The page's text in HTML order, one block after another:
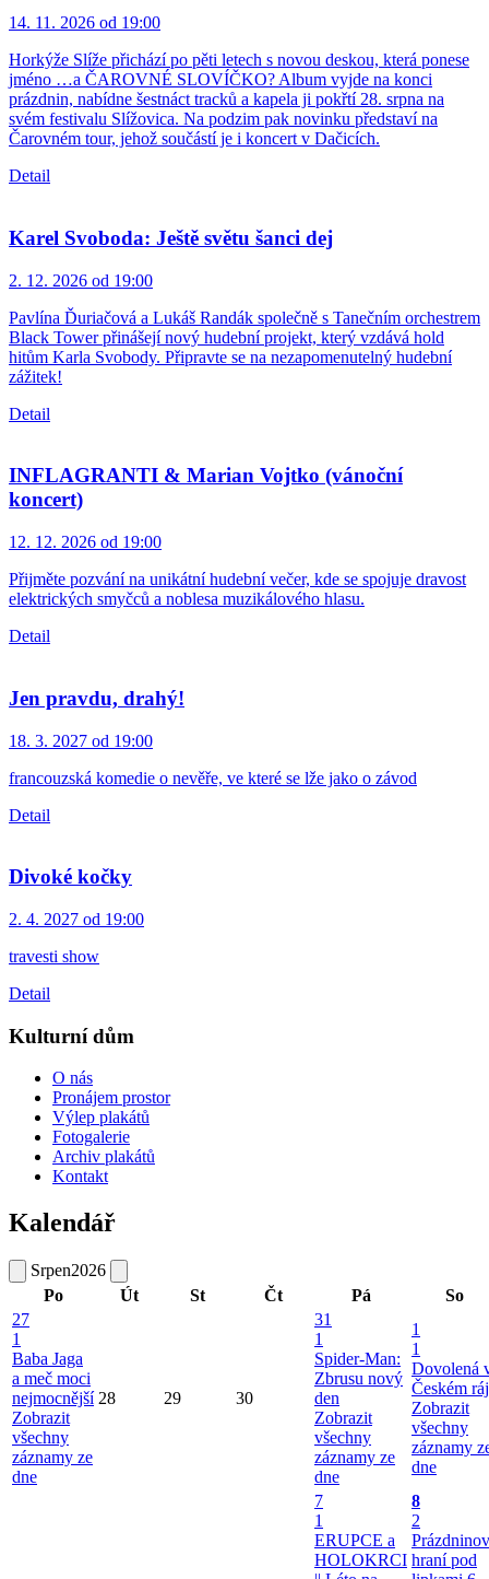
14. 11. 2026 od 19:00
Horkýže Slíže přichází po pěti letech s novou deskou, která ponese
jméno …a ČAROVNÉ SLOVÍČKO? Album vyjde na konci
prázdnin, nabídne šestnáct tracků a kapela ji pokřtí 28. srpna na
svém festivalu Slížovica. Na podzim pak novinku představí na
Čarovném tour, jehož součástí je i koncert v Dačicích.
Detail
Karel Svoboda: Ještě světu šanci dej
2. 12. 2026 od 19:00
Pavlína Ďuriačová a Lukáš Randák společně s Tanečním orchestrem
Black Tower přinášejí nový hudební projekt, který vzdává hold
hitům Karla Svobody. Připravte se na nezapomenutelný hudební
zážitek!
Detail
INFLAGRANTI & Marian Vojtko (vánoční
koncert)
12. 12. 2026 od 19:00
Přijměte pozvání na unikátní hudební večer, kde se spojuje dravost
elektrických smyčců a noblesa muzikálového hlasu.
Detail
Jen pravdu, drahý!
18. 3. 2027 od 19:00
francouzská komedie o nevěře, ve které se lže jako o závod
Detail
Divoké kočky
2. 4. 2027 od 19:00
travesti show
Detail
Kulturní dům
O nás
Pronájem prostor
Výlep plakátů
Fotogalerie
Archiv plakátů
Kontakt
Kalendář
Srpen2026
Po
Út St Čt Pá
So
27
1
Baba Jaga
a meč moci
nejmocnější
Zobrazit
všechny
záznamy ze
dne
28 29 30
31
1
Spider-Man:
Zbrusu nový
den
Zobrazit
všechny
záznamy ze
dne
1
1
Dovolená
Českém
Zobrazit
všechny
záznamy
dne
7
1
ERUPCE a
HOLOKRCI
8
2
hraní pod